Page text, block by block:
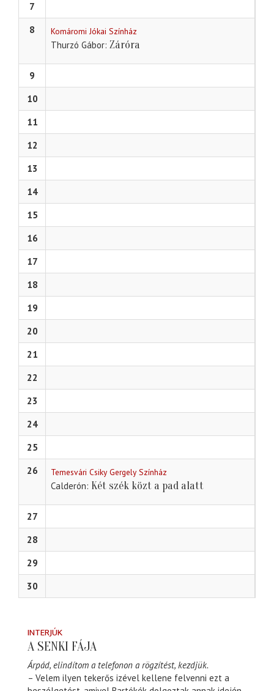
7
8
Komáromi Jókai Színház
Thurzó Gábor Záróra
9
10
11
12
13
14
15
16
17
18
19
20
21
22
23
24
25
26
Temesvári Csiky Gergely Színház
Calderón Két szék közt a pad alatt
27
28
29
30
INTERJÚK
A SENKI FÁJA
Árpád, elindítom a telefonon a rögzítést, kezdjük.
– Velem ilyen tekerős izével kellene felvenni ezt a